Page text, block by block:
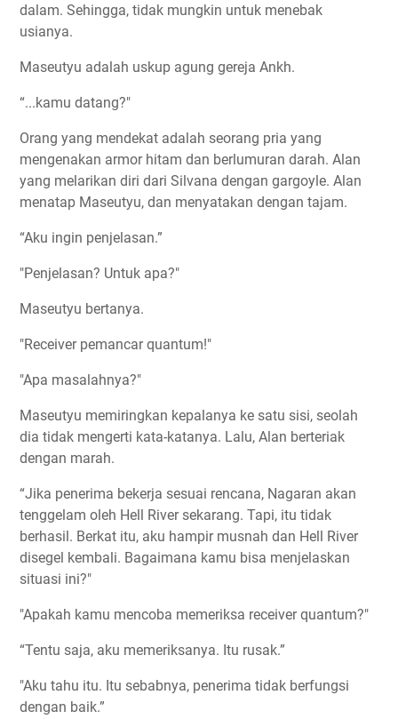
dalam. Sehingga, tidak mungkin untuk menebak
usianya.
Maseutyu adalah uskup agung gereja Ankh.
“...kamu datang?"
Orang yang mendekat adalah seorang pria yang
mengenakan armor hitam dan berlumuran darah. Alan
yang melarikan diri dari Silvana dengan gargoyle. Alan
menatap Maseutyu, dan menyatakan dengan tajam.
“Aku ingin penjelasan.”
"Penjelasan? Untuk apa?"
Maseutyu bertanya.
"Receiver pemancar quantum!"
"Apa masalahnya?"
Maseutyu memiringkan kepalanya ke satu sisi, seolah
dia tidak mengerti kata-katanya. Lalu, Alan berteriak
dengan marah.
“Jika penerima bekerja sesuai rencana, Nagaran akan
tenggelam oleh Hell River sekarang. Tapi, itu tidak
berhasil. Berkat itu, aku hampir musnah dan Hell River
disegel kembali. Bagaimana kamu bisa menjelaskan
situasi ini?"
"Apakah kamu mencoba memeriksa receiver quantum?"
“Tentu saja, aku memeriksanya. Itu rusak.”
"Aku tahu itu. Itu sebabnya, penerima tidak berfungsi
dengan baik.”